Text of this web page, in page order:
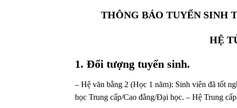
THÔNG BÁO TUYỂN SINH
HỆ
1. Đối tượng tuyển sinh.
– Hệ văn bằng 2 (Học 1 năm): Sinh viên đã tốt
học Trung cấp/Cao đẳng/Đại học. – Hệ Trung